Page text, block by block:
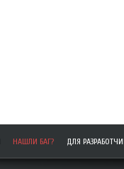
НАШЛИ БАГ? ДЛЯ